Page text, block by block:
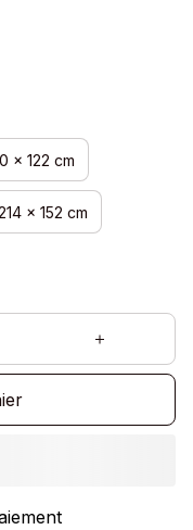
x 122 cm
x 152 cm